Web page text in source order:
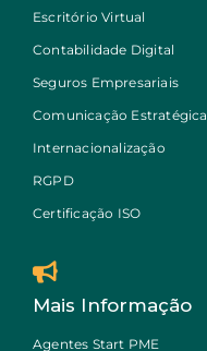
Escritório Virtual
Contabilidade Digital
Seguros Empresariais
Comunicação Estratégica
Internacionalização
RGPD
Certificação ISO
Mais Informação
Agentes Start PME